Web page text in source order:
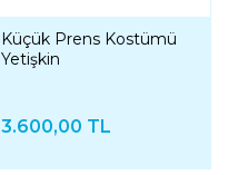
Küçük Prens Kostümü
Yetişkin
3.600,00 TL